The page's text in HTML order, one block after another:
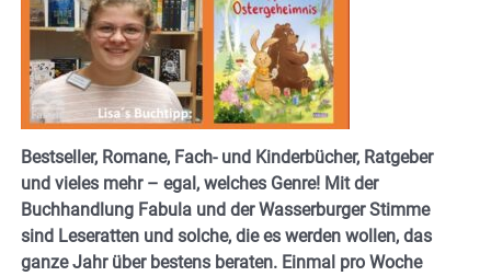
Bestseller, Romane, Fach- und Kinderbücher, Ratgeber
und vieles mehr – egal, welches Genre! Mit der
Buchhandlung Fabula und der Wasserburger Stimme
sind Leseratten und solche, die es werden wollen, das
ganze Jahr über bestens beraten. Einmal pro Woche